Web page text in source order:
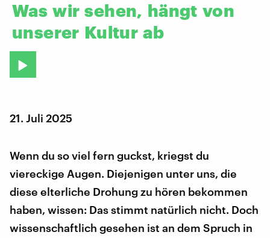
Was wir sehen, hängt von
unserer Kultur ab
21. Juli 2025
Wenn du so viel fern guckst, kriegst du
viereckige Augen. Diejenigen unter uns, die
diese elterliche Drohung zu hören bekommen
haben, wissen: Das stimmt natürlich nicht. Doch
wissenschaftlich gesehen ist an dem Spruch in